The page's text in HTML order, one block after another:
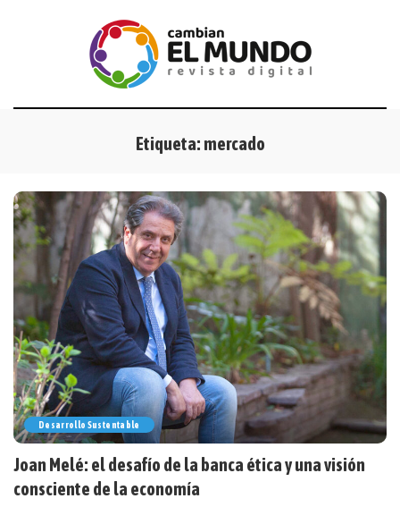
Etiqueta:mercado
Desarrollo Sustentable
Joan Melé: el desafío de la banca ética y una visión
consciente de la economía